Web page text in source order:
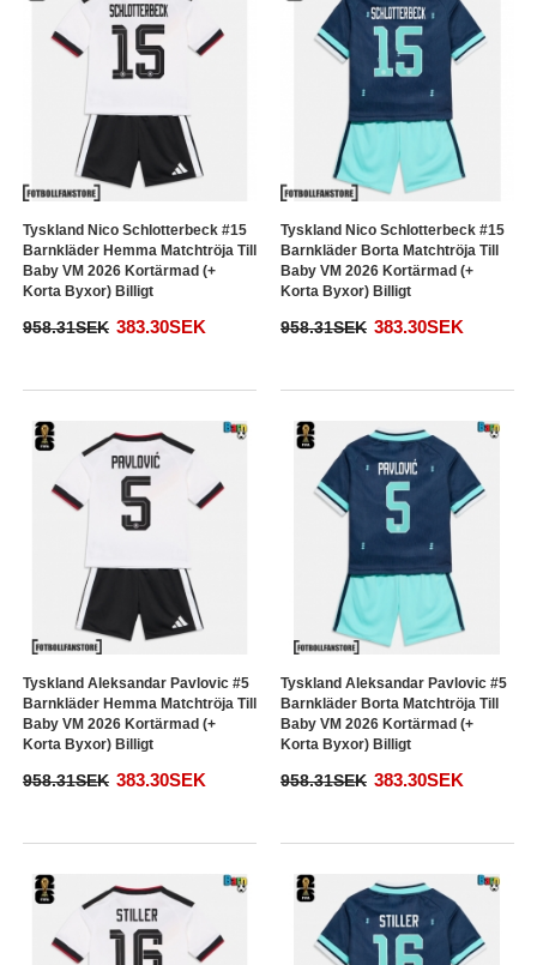
Tyskland Nico Schlotterbeck #15
Barnkläder Hemma Matchtröja Till
Baby VM 2026 Kortärmad (+
Korta Byxor) Billigt
958.31SEK 383.30SEK
Tyskland Nico Schlotterbeck #15
Barnkläder Borta Matchtröja Till
Baby VM 2026 Kortärmad (+
Korta Byxor) Billigt
958.31SEK 383.30SEK
Tyskland Aleksandar Pavlovic #5
Barnkläder Hemma Matchtröja Till
Baby VM 2026 Kortärmad (+
Korta Byxor) Billigt
958.31SEK 383.30SEK
Tyskland Aleksandar Pavlovic #5
Barnkläder Borta Matchtröja Till
Baby VM 2026 Kortärmad (+
Korta Byxor) Billigt
958.31SEK 383.30SEK